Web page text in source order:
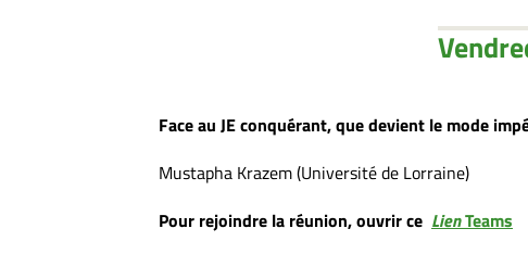
Face au JE conquérant, que devient le mode
Mustapha Krazem (Université de Lorraine)
Pour rejoindre la réunion, ouvrir ce LienTeams